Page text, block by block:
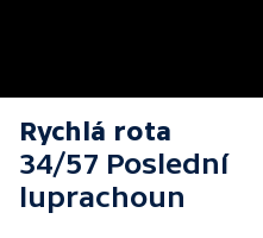
Rychlá rota
34/57 Poslední
luprachoun